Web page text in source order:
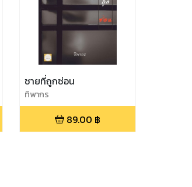
ชายที่ถูกซ่อน
ทิพากร
89.00 ฿